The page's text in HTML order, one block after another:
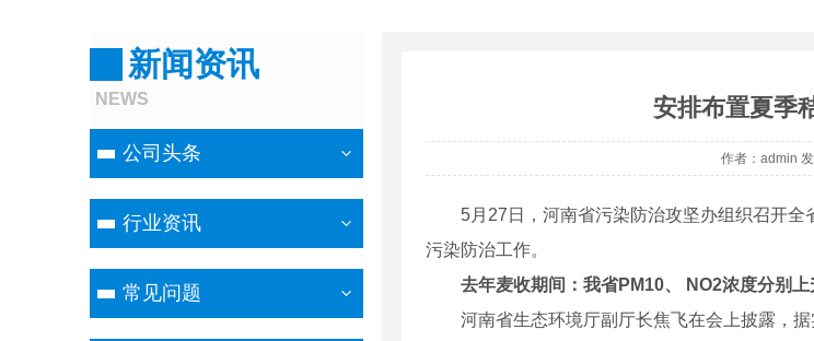
新闻资讯
NEWS
公司头条
行业资讯
常见问题
安排布置夏季
作者：admin
5月27日，河南省污染防治攻坚办组织召开
污染防治工作。
去年麦收期间：我省PM10、 NO2浓度分别上
河南省生态环境厅副厅长焦飞在会上披露，